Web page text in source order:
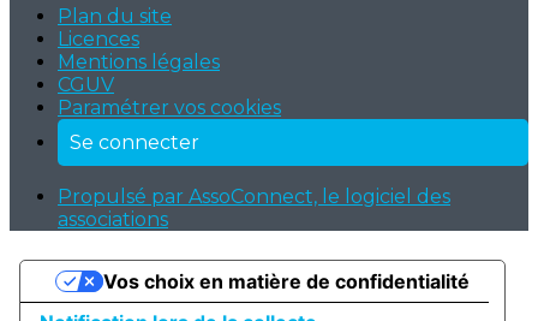
Plan du site
Licences
Mentions légales
CGUV
Paramétrer vos cookies
Se connecter
Propulsé par AssoConnect, le logiciel des
associations
Vos choix en matière de confidentialité